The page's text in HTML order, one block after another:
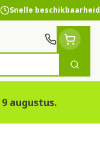
Snelle beschikbaarheid
Zoek
augustus.